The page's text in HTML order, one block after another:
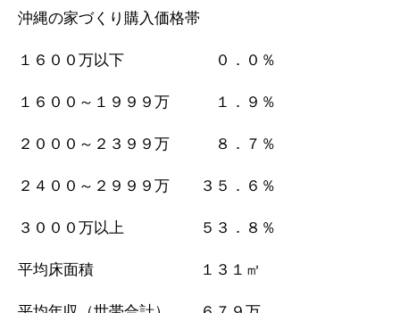
沖縄の家づくり購入価格帯
１６００万以下 ０．０％
１６００～１９９９万 １．９％
２０００～２３９９万 ８．７％
２４００～２９９９万 ３５．６％
３０００万以上 ５３．８％
平均床面積 １３１㎡